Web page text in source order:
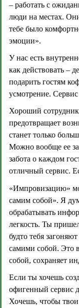
– работать с
люди на местах.
тебе было
эмоции».
У нас есть
как действовать –
подарить гостям
усмотрение.
Хороший сотрудник
предотвращает
станет только
Можно вообще ее
забота о каждом
отличный сервис.
«Импровизацию»
самим собой». Я
обрабатывать
легкость. Ты
будто тебя
самими собой. Это
собой, сохраняет
Если ты хочешь
офигенный сервис
Хочешь, чтобы